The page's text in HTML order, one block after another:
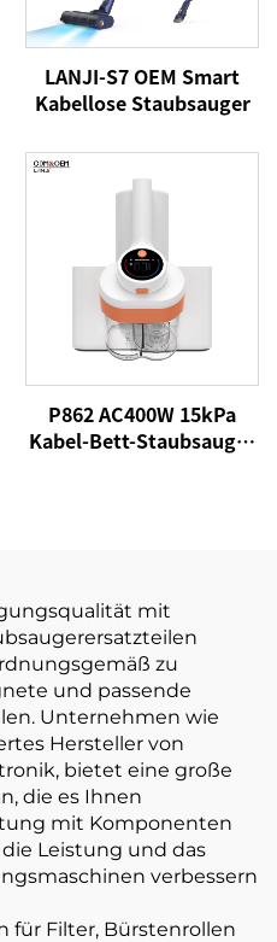
LANJI-S7 OEM Smart
Kabellose Staubsauger
P862 AC400W 15kPa
Kabel-Bett-Staubsauger
mit
zu
und passende
Unternehmen wie
Hersteller von
bietet eine große
die es Ihnen
mit Komponenten
Leistung und das
verbessern
für Filter, Bürstenrollen